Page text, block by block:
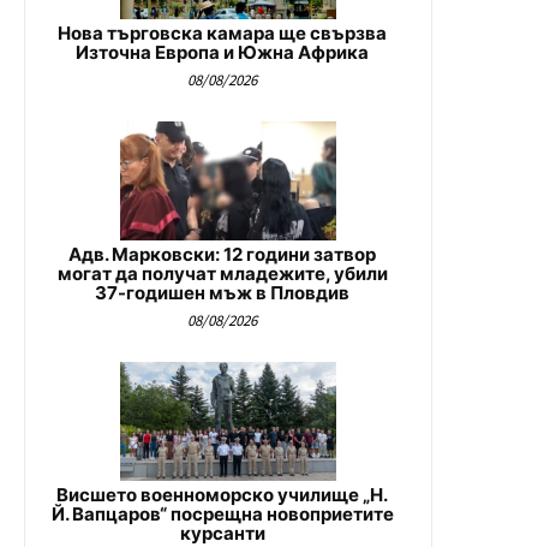
Нова търговска камара ще свързва
Източна Европа и Южна Африка
08/08/2026
Адв. Марковски: 12 години затвор
могат да получат младежите, убили
37-годишен мъж в Пловдив
08/08/2026
Висшето военноморско училище „Н.
Й. Вапцаров“ посрещна новоприетите
курсанти